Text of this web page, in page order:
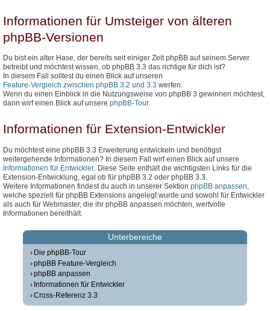
Informationen für Umsteiger von älteren
phpBB-Versionen
Du bist ein alter Hase, der bereits seit einiger Zeit phpBB auf seinem Server
betreibt und möchtest wissen, ob phpBB 3.3 das richtige für dich ist?
In diesem Fall solltest du einen Blick auf unseren
Feature-Vergleich zwischen phpBB 3.2 und 3.3 werfen.
Wenn du einen Einblick in die Nutzungsweise von phpBB 3 gewinnen möchtest,
dann wirf einen Blick auf unsere phpBB-Tour.
Informationen für Extension-Entwickler
Du möchtest eine phpBB 3.3 Erweiterung entwickeln und benötigst
weitergehende Informationen? In diesem Fall wirf einen Blick auf unsere
Informationen für Entwickler . Diese Seite enthält die wichtigsten Links für die
Extension-Entwicklung, egal ob für phpBB 3.2 oder phpBB 3.3.
Weitere Informationen findest du auch in unserer Sektion phpBB anpassen
welche speziell für phpBB Extensions angelegt wurde und sowohl für Entwickler
als auch für Webmaster, die ihr phpBB anpassen möchten, wertvolle
Informationen bereithält.
Unterbereiche
Die phpBB-Tour
phpBB Feature-Vergleich
phpBB anpassen
Informationen für Entwickler
Cross-Referenz 3.3